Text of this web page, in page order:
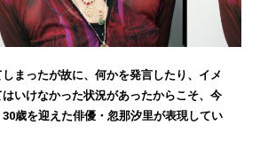
しまったが故に、何かを発言したり、イメ
いけなかった状況があったからこそ、今
歳を迎えた俳優・忽那汐里が表現してい